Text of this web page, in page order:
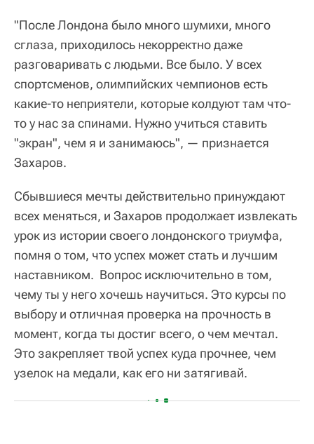
"После Лондона было много шумихи, много
сглаза, приходилось некорректно даже
разговаривать с людьми. Все было. У всех
спортсменов, олимпийских чемпионов есть
какие-то неприятели, которые колдуют там что-
то у нас за спинами. Нужно учиться ставить
"экран", чем я и занимаюсь", — признается
Захаров.
Сбывшиеся мечты действительно принуждают
всех меняться, и Захаров продолжает извлекать
урок из истории своего лондонского триумфа,
помня о том, что успех может стать и лучшим
наставником. Вопрос исключительно в том,
чему ты у него хочешь научиться. Это курсы по
выбору и отличная проверка на прочность в
момент, когда ты достиг всего, о чем мечтал.
Это закрепляет твой успех куда прочнее, чем
узелок на медали, как его ни затягивай.